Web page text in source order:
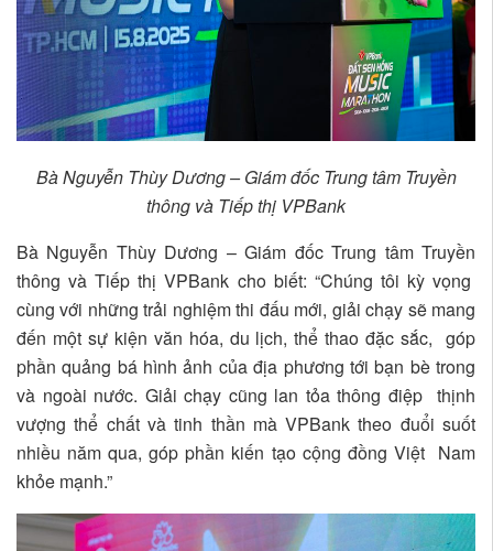
Bà Nguyễn Thùy Dương – Giám đốc Trung tâm Truyền
thông và Tiếp thị VPBank
Bà Nguyễn Thùy Dương – Giám đốc Trung tâm Truyền
thông và Tiếp thị VPBank cho biết: “Chúng tôi kỳ vọng
cùng với những trải nghiệm thi đấu mới, giải chạy sẽ mang
đến một sự kiện văn hóa, du lịch, thể thao đặc sắc, góp
phần quảng bá hình ảnh của địa phương tới bạn bè trong
và ngoài nước. Giải chạy cũng lan tỏa thông điệp thịnh
vượng thể chất và tinh thần mà VPBank theo đuổi suốt
nhiều năm qua, góp phần kiến tạo cộng đồng Việt Nam
khỏe mạnh.”